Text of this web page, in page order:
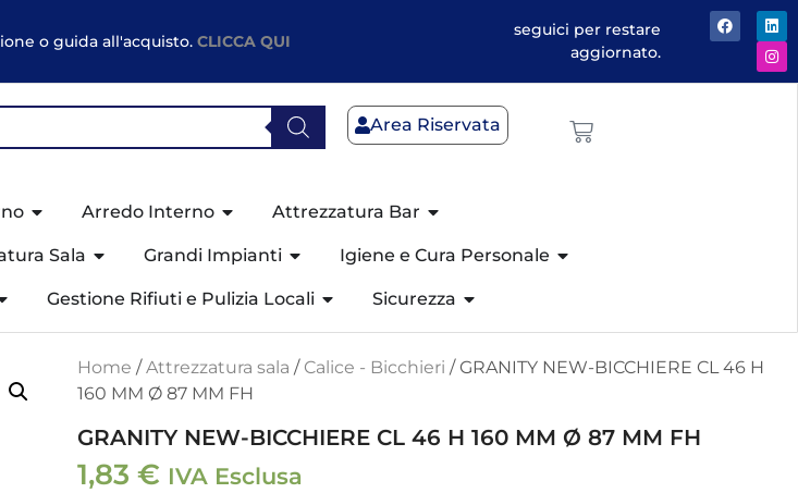
o guida all'acquisto.CLICCA QUI
seguici per restare
aggiornato.
Area Riservata
Arredo Interno Attrezzatura Bar
Sala Grandi Impianti Igiene e Cura Personale
Gestione Rifiuti e Pulizia Locali Sicurezza
Home /Attrezzatura sala / Calice - Bicchieri / GRANITY NEW-BICCHIERE CL 46 H
160 MM Ø 87 MM FH
GRANITY NEW-BICCHIERE CL 46 H 160 MM Ø 87 MM FH
1,83 € IVA Esclusa